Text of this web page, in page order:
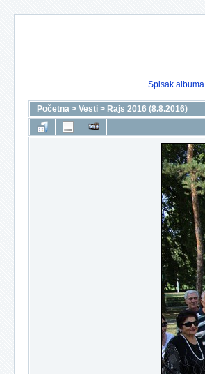
Spisak albuma
Početna > Vesti > Rajs 2016 (8.8.2016)